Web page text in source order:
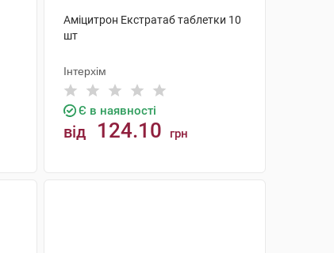
Аміцитрон Екстратаб таблетки 10
шт
Інтерхім
Є в наявності
від 124.10 грн